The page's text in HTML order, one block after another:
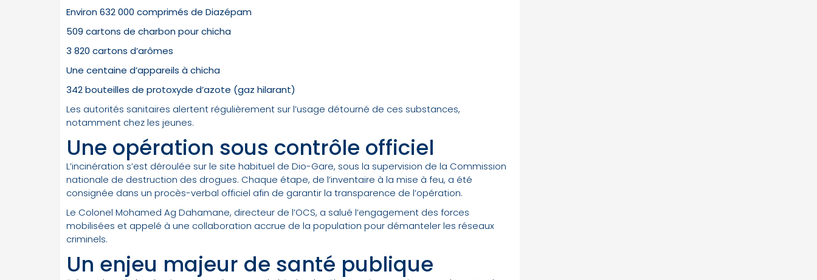
Environ 632 000 comprimés de Diazépam
509 cartons de charbon pour chicha
3 820 cartons d’arômes
Une centaine d’appareils à chicha
342 bouteilles de protoxyde d’azote (gaz hilarant)
Les autorités sanitaires alertent régulièrement sur l’usage détourné de ces substances,
notamment chez les jeunes.
Une opération sous contrôle officiel
L’incinération s’est déroulée sur le site habituel de Dio-Gare, sous la supervision de la Commission
nationale de destruction des drogues. Chaque étape, de l’inventaire à la mise à feu, a été
consignée dans un procès-verbal officiel afin de garantir la transparence de l’opération.
Le Colonel Mohamed Ag Dahamane, directeur de l’OCS, a salué l’engagement des forces
mobilisées et appelé à une collaboration accrue de la population pour démanteler les réseaux
criminels.
Un enjeu majeur de santé publique